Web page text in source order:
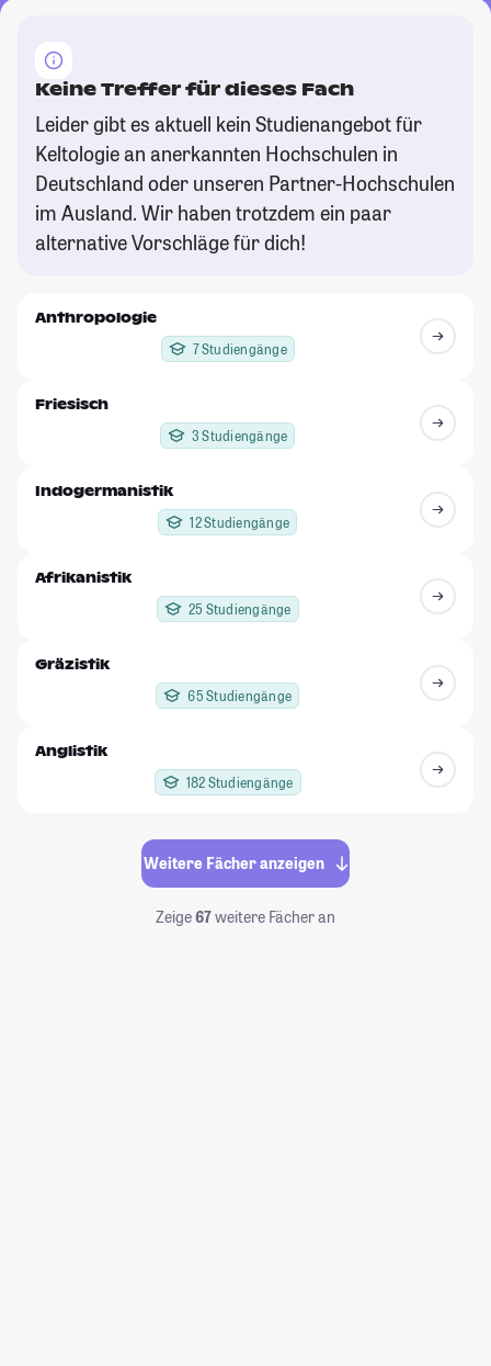
Keine Treffer für dieses Fach
Leider gibt es aktuell kein Studienangebot für
Keltologie an anerkannten Hochschulen in
Deutschland oder unseren Partner-Hochschulen
im Ausland. Wir haben trotzdem ein paar
alternative Vorschläge für dich!
Anthropologie
7 Studiengänge
Friesisch
3 Studiengänge
Indogermanistik
12 Studiengänge
Afrikanistik
25 Studiengänge
Gräzistik
65 Studiengänge
Anglistik
182 Studiengänge
Weitere Fächer anzeigen
Zeige67weitere Fächer an